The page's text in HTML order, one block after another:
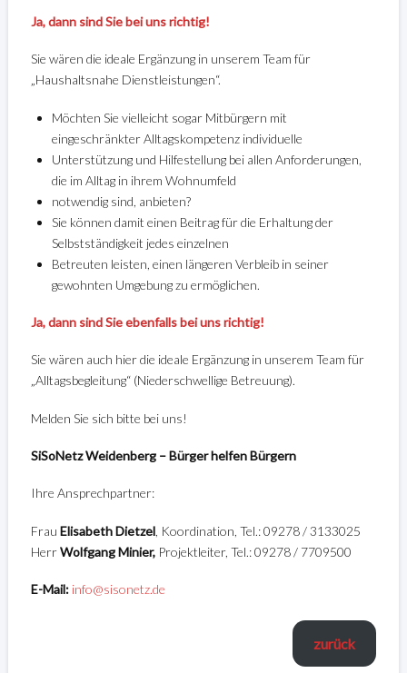
Ja, dann sind Sie bei uns richtig!
Sie wären die ideale Ergänzung in unserem Team für
„Haushaltsnahe Dienstleistungen“.
Möchten Sie vielleicht sogar Mitbürgern mit
eingeschränkter Alltagskompetenz individuelle
Unterstützung und Hilfestellung bei allen Anforderungen,
die im Alltag in ihrem Wohnumfeld
notwendig sind, anbieten?
Sie können damit einen Beitrag für die Erhaltung der
Selbstständigkeit jedes einzelnen
Betreuten leisten, einen längeren Verbleib in seiner
gewohnten Umgebung zu ermöglichen.
Ja, dann sind Sie ebenfalls bei uns richtig!
Sie wären auch hier die ideale Ergänzung in unserem Team für
„Alltagsbegleitung“ (Niederschwellige Betreuung).
Melden Sie sich bitte bei uns!
SiSoNetz Weidenberg – Bürger helfen Bürgern
Ihre Ansprechpartner:
Frau Elisabeth Dietzel, Koordination, Tel.: 09278 / 3133025
HerrWolfgang Minier,Projektleiter, Tel.: 09278 / 7709500
E-Mail: info@sisonetz.de
zurück